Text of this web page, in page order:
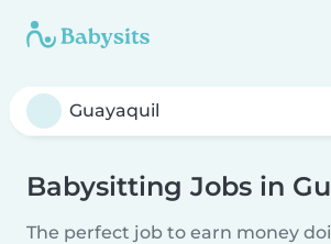
Babysitting Jobs in
The perfect job to earn money